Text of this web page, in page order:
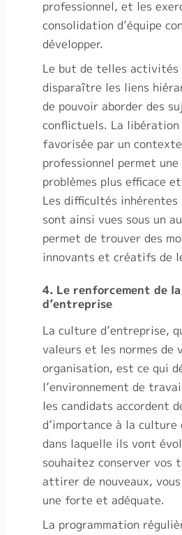
professionnel, et les
consolidation d’équipe
développer.
Le but de telles
disparaître les liens
de pouvoir aborder des
conflictuels. La libération
favorisée par un
professionnel permet
problèmes plus efficace
Les difficultés inhérentes
sont ainsi vues sous un
permet de trouver des
innovants et créatifs de
4. Le renforcement de
d’entreprise
La culture d’entreprise,
valeurs et les normes de
organisation, est ce qui
l’environnement de
les candidats accordent
d’importance à la culture
dans laquelle ils vont
souhaitez conserver vos
attirer de nouveaux,
une forte et adéquate.
La programmation